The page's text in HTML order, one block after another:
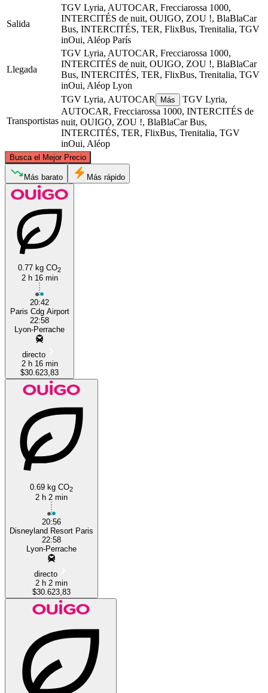
Salida
TGV Lyria, AUTOCAR, Frecciarossa 1000,
INTERCITÉS de nuit, OUIGO, ZOU !, BlaBlaCar
Bus, INTERCITÉS, TER, FlixBus, Trenitalia, TGV
inOui, Aléop París
Llegada
TGV Lyria, AUTOCAR, Frecciarossa 1000,
INTERCITÉS de nuit, OUIGO, ZOU !, BlaBlaCar
Bus, INTERCITÉS, TER, FlixBus, Trenitalia, TGV
inOui, Aléop Lyon
Transportistas
TGV Lyria, AUTOCAR Más
TGV Lyria,
AUTOCAR, Frecciarossa 1000, INTERCITÉS de
nuit, OUIGO, ZOU !, BlaBlaCar Bus,
INTERCITÉS, TER, FlixBus, Trenitalia, TGV
inOui, Aléop
Busca el Mejor Precio
Paris
Más barato Más rápido
0.77 kg CO2
2 h 16 min
20:42
Paris Cdg Airport
22:58
Lyon-Perrache
directo
2 h 16 min
$30.623,83
0.69 kg CO2
2 h 2 min
20:56
Disneyland Resort Paris
22:58
Lyon-Perrache
directo
2 h 2 min
$30.623,83